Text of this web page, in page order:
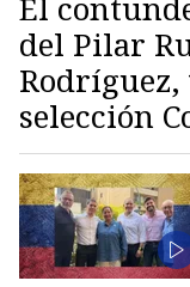
del Pilar
selección